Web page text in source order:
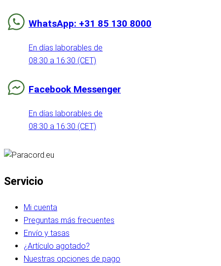
WhatsApp: +31 85 130 8000
En días laborables de
08:30 a 16:30 (CET)
Facebook Messenger
En días laborables de
08:30 a 16:30 (CET)
Servicio
Mi cuenta
Preguntas más frecuentes
Envío y tasas
¿Artículo agotado?
Nuestras opciones de pago